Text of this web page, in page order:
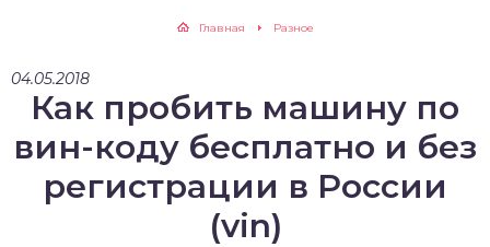
Главная Разное
04.05.2018
Как пробить машину по
вин-коду бесплатно и без
регистрации в России
(vin)